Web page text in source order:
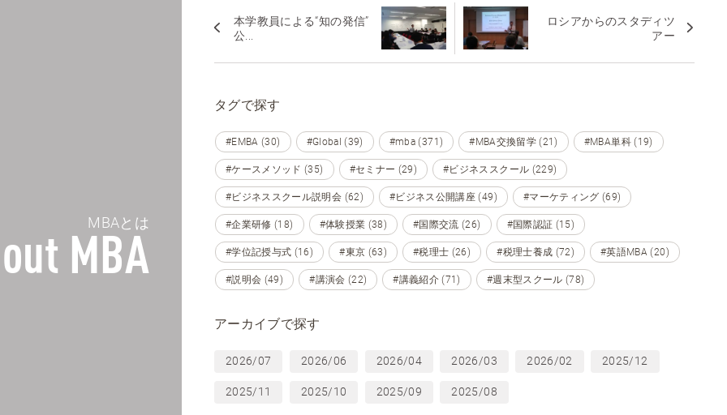
MBAとは
MBA
本学教員による“知の発信”
公...
ロシアからのスタディツ
アー
タグで探す
#EMBA (30) #Global (39) #mba (371) #MBA交換留学 (21) #MBA単科 (19)
#ケースメソッド (35) #セミナー (29) #ビジネススクール (229)
#ビジネススクール説明会 (62) #ビジネス公開講座 (49) #マーケティング (69)
#企業研修 (18) #体験授業 (38) #国際交流 (26) #国際認証 (15)
#学位記授与式 (16) #東京 (63) #税理士 (26) #税理士養成 (72) #英語MBA (20)
#説明会 (49) #講演会 (22) #講義紹介 (71) #週末型スクール (78)
アーカイブで探す
2026/07 2026/06 2026/04 2026/03 2026/02 2025/12
2025/11 2025/10 2025/09 2025/08